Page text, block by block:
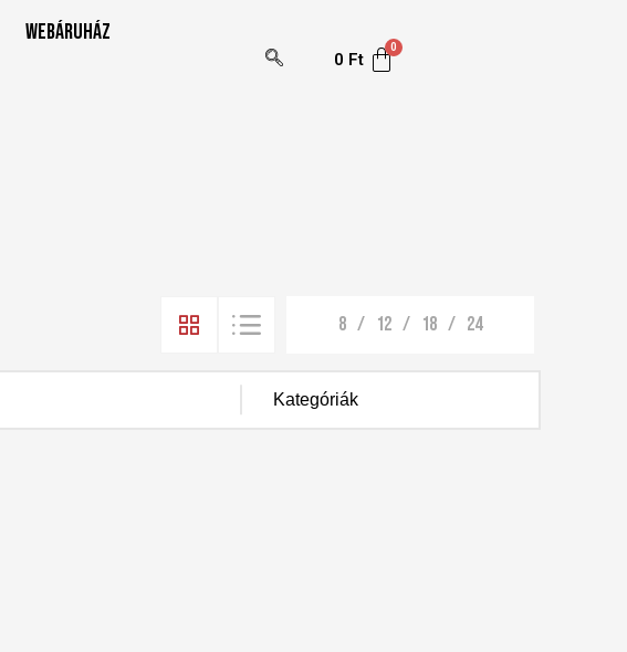
Webáruház
0 Ft
8 12 18 24